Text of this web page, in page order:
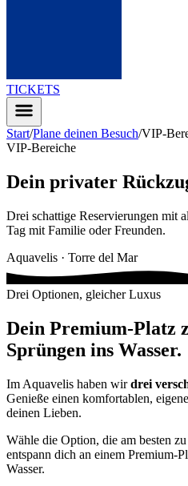
TICKETS
Start/Plane deinen Besuch/VIP-
VIP-Bereiche
Dein privater
Drei schattige Reservierungen mit
Tag mit Familie oder Freunden.
Aquavelis · Torre del Mar
Drei Optionen, gleicher Luxus
Dein Premium-Platz
Sprüngen ins Wasser.
Im Aquavelis haben wir drei
Genieße einen komfortablen,
deinen Lieben.
Wähle die Option, die am besten
entspann dich an einem Premium-
Wasser.